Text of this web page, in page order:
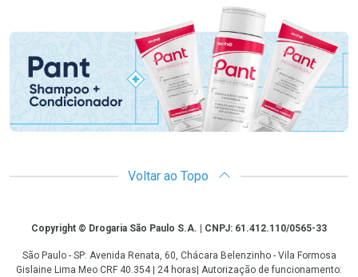
Promoção em Destaque
Voltar ao Topo
CopyrightCopyright © Drogaria São Paulo S.A. | CNPJ: 61.412.110/0565-33
São Paulo - SP: Avenida Renata, 60, Chácara Belenzinho - Vila Formosa
Gislaine Lima Meo CRF 40.354 | 24 horas| Autorização de funcionamento: